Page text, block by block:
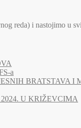
reda) i nastojimo u
a
BRATSTAVA I
U KRIŽEVCIMA